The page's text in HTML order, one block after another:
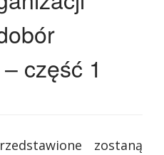
część 1
zostaną